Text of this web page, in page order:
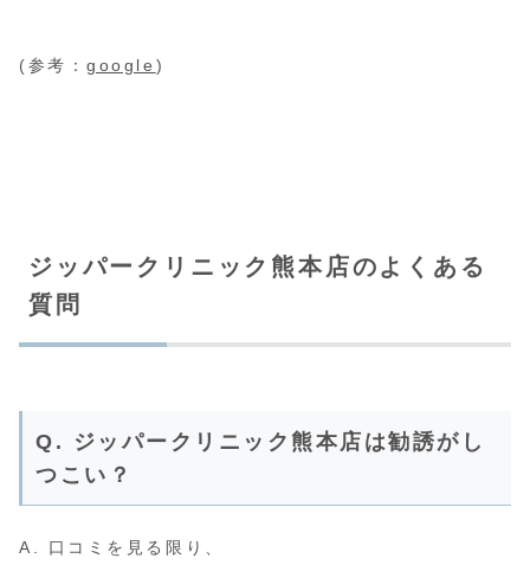
(参考：google )
ジッパークリニック熊本店のよくある
質問
Q. ジッパークリニック熊本店は勧誘がし
つこい？
A. 口コミを見る限り、